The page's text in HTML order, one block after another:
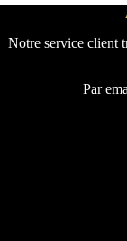
Notre service client
Par